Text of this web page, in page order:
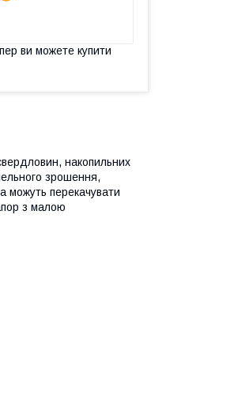
ви можете купити
накопильних
зрошення,
можуть перекачувати
з малою